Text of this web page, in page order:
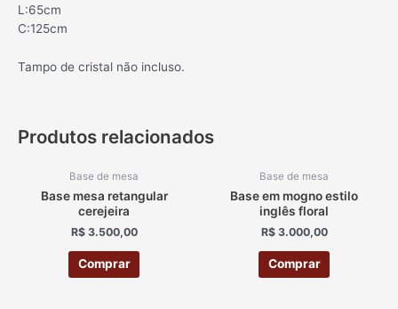
L:65cm
C:125cm
Tampo de cristal não incluso.
Produtos relacionados
Base de mesa
Base mesa retangular
cerejeira
R$3.500,00
Comprar
Base de mesa
Base em mogno estilo
inglês floral
R$3.000,00
Comprar